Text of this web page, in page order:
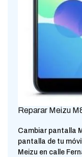
Reparar Meizu
Cambiar pantalla
pantalla de tu
Meizu en calle